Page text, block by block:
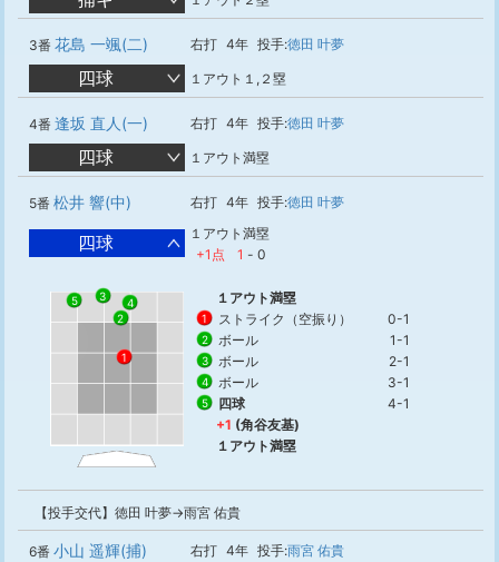
3番 花島 一颯(二) 右打 4年 投手:徳田 叶夢
四球 １アウト１,２塁
4番 逢坂 直人(一) 右打 4年 投手:徳田 叶夢
四球 １アウト満塁
5番 松井 響(中) 右打 4年 投手:徳田 叶夢
四球
１アウト満塁
+1点
1 - 0
1
2
3 4
5 １アウト満塁
1 ストライク（空振り） 0-1
2 ボール 1-1
3 ボール 2-1
4 ボール 3-1
5 四球
4-1
+1 (角谷友基)
１アウト満塁
【投手交代】徳田 叶夢→雨宮 佑貴
6番 小山 遥輝(捕) 右打 4年 投手:雨宮 佑貴